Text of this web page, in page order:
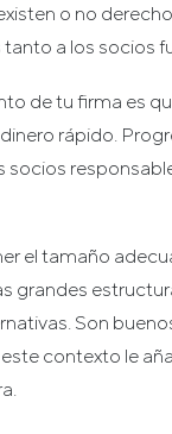
o no
a los socios
de tu firma es
rápido.
socios
el tamaño
grandes
Son
este contexto le